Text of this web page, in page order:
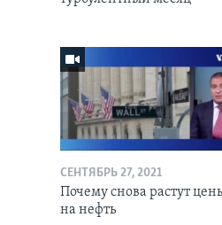
СЕНТЯБРЬ 27, 2021
Почему снова растут
на нефть